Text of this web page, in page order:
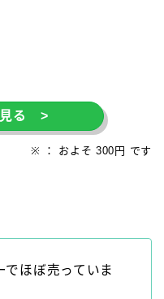
見る >
※ ： およそ 300円 です
でほぼ売っていま